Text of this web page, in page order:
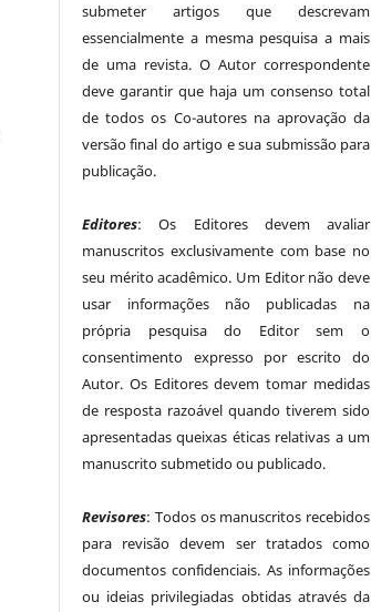
submeter artigos que descrevam
essencialmente a mesma pesquisa a mais
de uma revista. O Autor correspondente
deve garantir que haja um consenso total
de todos os Co-autores na aprovação da
versão final do artigo e sua submissão para
publicação.
Editores: Os Editores devem avaliar
manuscritos exclusivamente com base no
seu mérito acadêmico. Um Editor não deve
usar informações não publicadas na
própria pesquisa do Editor sem o
consentimento expresso por escrito do
Autor. Os Editores devem tomar medidas
de resposta razoável quando tiverem sido
apresentadas queixas éticas relativas a um
manuscrito submetido ou publicado.
Revisores: Todos os manuscritos recebidos
para revisão devem ser tratados como
documentos confidenciais. As informações
ou ideias privilegiadas obtidas através da